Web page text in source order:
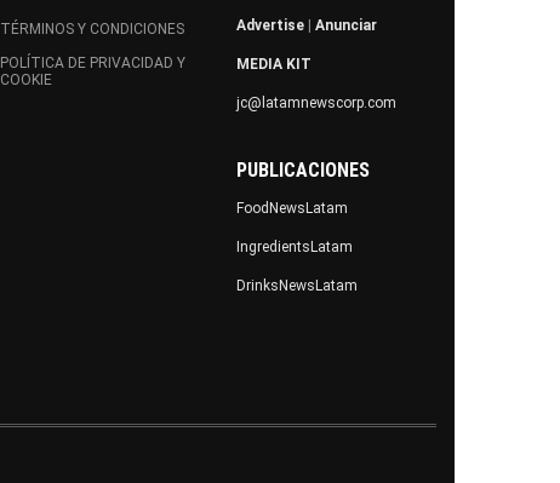
TÉRMINOS Y CONDICIONES
POLÍTICA DE PRIVACIDAD Y
COOKIE
Advertise Anunciar
MEDIA KIT
jc@latamnewscorp.com
PUBLICACIONES
FoodNewsLatam
IngredientsLatam
DrinksNewsLatam